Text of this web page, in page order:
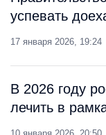
успевать
17 января 2026, 19:24
В 2026 году
лечить в